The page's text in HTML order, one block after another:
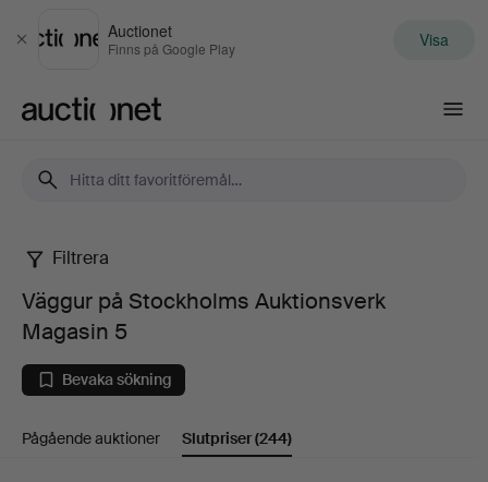
Stäng
Auctionet
Finns på Google Play Visa
Väggur
på
Stockholms
Auktionsverk
Filtrera
Väggur på Stockholms Auktionsverk
Magasin 5
Bevaka sökning
Pågående auktioner Slutpriser(244)